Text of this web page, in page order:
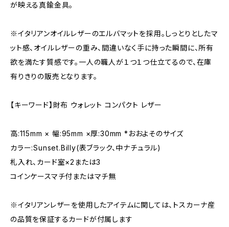
が映える真鍮金具。
※イタリアンオイルレザーのエルバマットを採用。しっとりとしたマ
ット感、オイルレザーの重み、間違いなく手に持った瞬間に、所有
欲を満たす質感です。一人の職人が１つ１つ仕立てるので、在庫
有りきりの販売となります。
【キーワード】財布 ウォレット コンパクト レザー
高:115mm × 幅:95mm ×厚:30mm *おおよそのサイズ
カラー:Sunset.Billy(表ブラック、中ナチュラル)
札入れ、カード室×2または3
コインケースマチ付またはマチ無
※イタリアンレザーを使用したアイテムに関しては、トスカーナ産
の品質を保証するカードが付属します